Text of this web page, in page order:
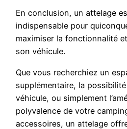
En conclusion, un attelage
indispensable pour
maximiser la fonctionnalité
son véhicule.
Que vous recherchiez un
supplémentaire, la
véhicule, ou simplement
polyvalence de votre
accessoires, un attelage